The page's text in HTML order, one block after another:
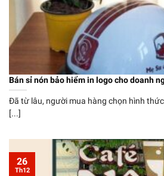
Bán sỉ nón bảo hiểm in logo cho doanh
Đã từ lâu, người mua hàng chọn hình
[...]
26
Th12